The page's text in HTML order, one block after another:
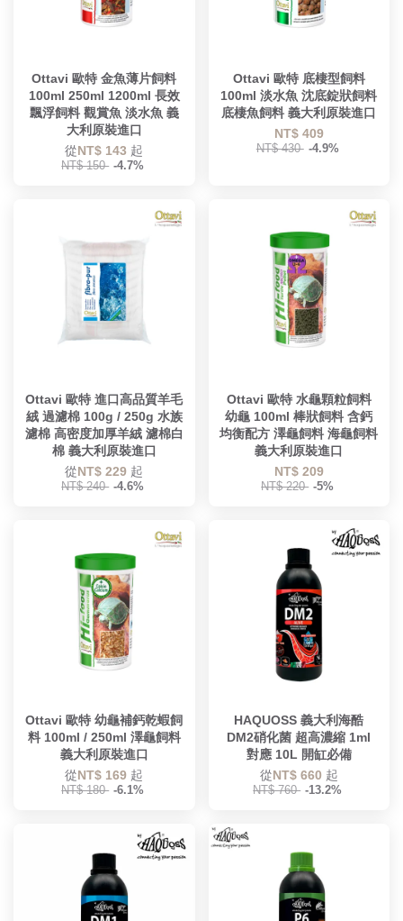
Ottavi 歐特 金魚薄片飼料
100ml 250ml 1200ml 長效
飄浮飼料 觀賞魚 淡水魚 義
大利原裝進口
從NT$ 143 起
NT$ 150 -4.7%
Ottavi 歐特 底棲型飼料
100ml 淡水魚 沈底錠狀飼料
底棲魚飼料 義大利原裝進口
NT$ 409
NT$ 430 -4.9%
Ottavi 歐特 進口高品質羊毛
絨 過濾棉 100g / 250g 水族
濾棉 高密度加厚羊絨 濾棉白
棉 義大利原裝進口
從NT$ 229 起
NT$ 240 -4.6%
Ottavi 歐特 水龜顆粒飼料
幼龜 100ml 棒狀飼料 含鈣
均衡配方 澤龜飼料 海龜飼料
義大利原裝進口
NT$ 209
NT$ 220 -5%
Ottavi 歐特 幼龜補鈣乾蝦飼
料 100ml / 250ml 澤龜飼料
義大利原裝進口
從NT$ 169 起
NT$ 180 -6.1%
HAQUOSS 義大利海酷
DM2硝化菌 超高濃縮 1ml
對應 10L 開缸必備
從NT$ 660 起
NT$ 760 -13.2%